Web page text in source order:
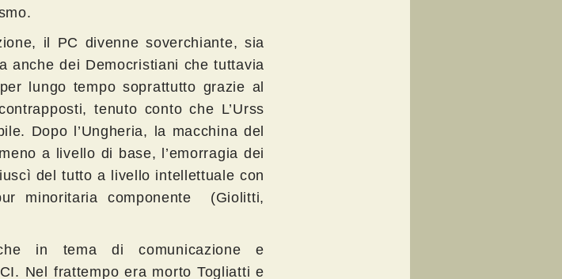
il PC divenne soverchiante, sia
anche dei Democristiani che tuttavia
lungo tempo soprattutto grazie al
tenuto conto che L’Urss
Dopo l’Ungheria, la macchina del
a livello di base, l’emorragia dei
del tutto a livello intellettuale con
minoritaria componente (Giolitti,
in tema di comunicazione e
Nel frattempo era morto Togliatti e